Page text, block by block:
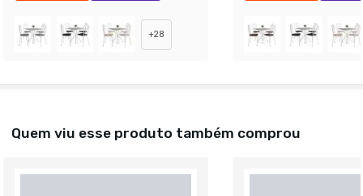
+28
Quem viu esse produto também comprou